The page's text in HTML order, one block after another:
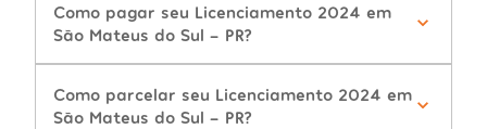
Como pagar seu Licenciamento 2024 em
São Mateus do Sul - PR?
Como parcelar seu Licenciamento 2024 em
São Mateus do Sul - PR?